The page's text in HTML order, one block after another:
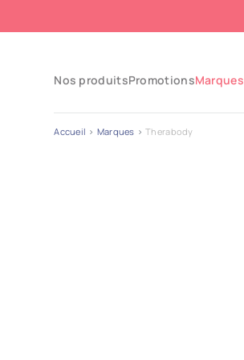
Nos produitsPromotionsMarques
Accueil Marques Therabody